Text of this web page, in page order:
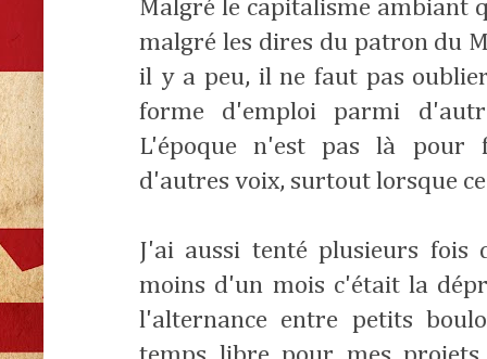
Malgré le capitalisme ambiant
malgré les dires du patron du
il y a peu, il ne faut pas
forme d'emploi parmi
L'époque n'est pas là pour
d'autres voix, surtout lorsque
J'ai aussi tenté plusieurs fois
moins d'un mois c'était la
l'alternance entre petits